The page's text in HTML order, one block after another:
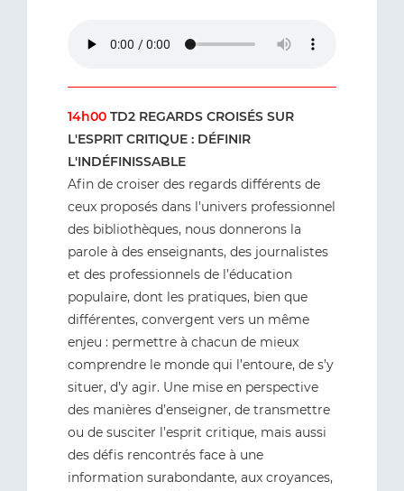
14h00 TD2 REGARDS CROISÉS SUR
L'ESPRIT CRITIQUE : DÉFINIR
L'INDÉFINISSABLE
Afin de croiser des regards différents de
ceux proposés dans l'univers professionnel
des bibliothèques, nous donnerons la
parole à des enseignants, des journalistes
et des professionnels de l’éducation
populaire, dont les pratiques, bien que
différentes, convergent vers un même
enjeu : permettre à chacun de mieux
comprendre le monde qui l’entoure, de s’y
situer, d’y agir. Une mise en perspective
des manières d’enseigner, de transmettre
ou de susciter l’esprit critique, mais aussi
des défis rencontrés face à une
information surabondante, aux croyances,